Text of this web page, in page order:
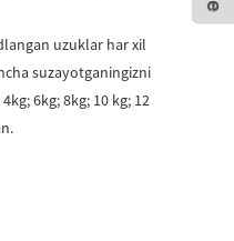
uzuklar har xil
suzayotganingizni
6kg; 8kg; 10 kg; 12